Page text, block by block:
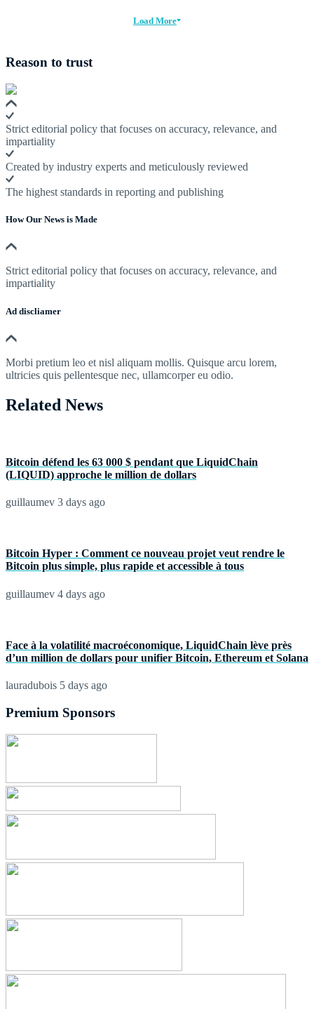
Load More
Reason to trust
Strict editorial policy that focuses on accuracy, relevance, and
impartiality
Created by industry experts and meticulously reviewed
The highest standards in reporting and publishing
How Our News is Made
Strict editorial policy that focuses on accuracy, relevance, and
impartiality
Ad discliamer
Morbi pretium leo et nisl aliquam mollis. Quisque arcu lorem,
ultricies quis pellentesque nec, ullamcorper eu odio.
Related News
Bitcoin défend les 63 000 $ pendant que LiquidChain
(LIQUID) approche le million de dollars
guillaumev 3 days ago
Bitcoin Hyper : Comment ce nouveau projet veut rendre le
Bitcoin plus simple, plus rapide et accessible à tous
guillaumev 4 days ago
Face à la volatilité macroéconomique, LiquidChain lève près
d’un million de dollars pour unifier Bitcoin, Ethereum et Solana
lauradubois 5 days ago
Premium Sponsors